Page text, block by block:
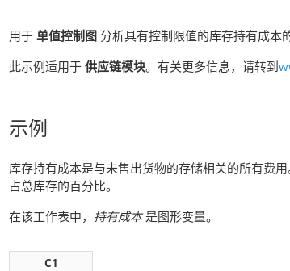
用于 单值控制图 分析具有控制限值的库存持有成本
此示例适用于 供应链模块。有关更多信息，请转到
示例
库存持有成本是与未售出货物的存储相关的所有费
占总库存的百分比。
在该工作表中， 持有成本是图形变量。
C1